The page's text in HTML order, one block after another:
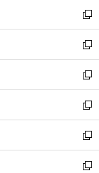
で
開
く
ド
ウ
で
開
く
ィ
ン
ド
ウ
で
開
く
い
ウ
ィ
ン
ド
ウ
で
開
く
新
し
い
ウ
ィ
ン
ド
ウ
で
開
く
新
し
い
ウ
ィ
ン
ド
ウ
で
新
し
い
ウ
ィ
ン
ド
新
し
い
ウ
ィ
新
し
い
新